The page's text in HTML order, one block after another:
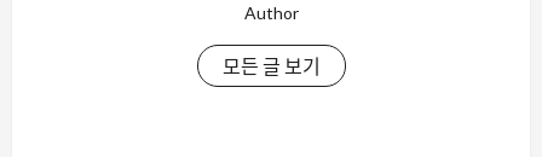
Author
모든 글 보기